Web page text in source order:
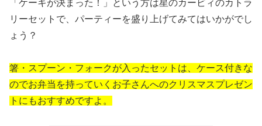
「ケーキが決まった！」という方は星のカービィのカトラ
リーセットで、パーティーを盛り上げてみてはいかがでし
ょう？
箸・スプーン・フォークが入ったセットは、ケース付きな
のでお弁当を持っていくお子さんへのクリスマスプレゼン
トにもおすすめですよ。